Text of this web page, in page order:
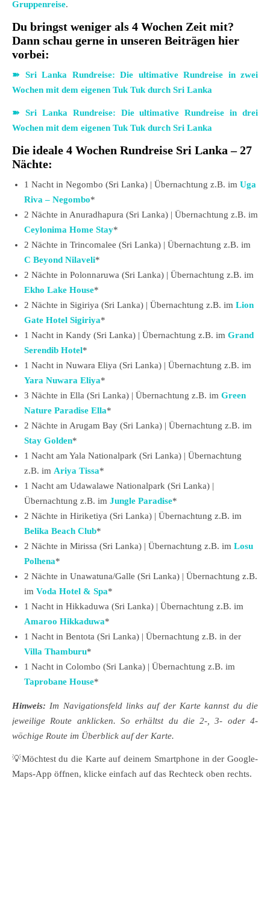
Gruppenreise.
Du bringst weniger als 4 Wochen Zeit mit?
Dann schau gerne in unseren Beiträgen hier
vorbei:
➽ Sri Lanka Rundreise: Die ultimative Rundreise in zwei
Wochen mit dem eigenen Tuk Tuk durch Sri Lanka
➽ Sri Lanka Rundreise: Die ultimative Rundreise in drei
Wochen mit dem eigenen Tuk Tuk durch Sri Lanka
Die ideale 4 Wochen Rundreise Sri Lanka – 27
Nächte:
1 Nacht in Negombo (Sri Lanka) | Übernachtung z.B. im Uga
Riva – Negombo*
2 Nächte in Anuradhapura (Sri Lanka) | Übernachtung z.B. im
Ceylonima Home Stay*
2 Nächte in Trincomalee (Sri Lanka) | Übernachtung z.B. im
C Beyond Nilaveli*
2 Nächte in Polonnaruwa (Sri Lanka) | Übernachtung z.B. im
Ekho Lake House*
2 Nächte in Sigiriya (Sri Lanka) | Übernachtung z.B. im Lion
Gate Hotel Sigiriya*
1 Nacht in Kandy (Sri Lanka) | Übernachtung z.B. im Grand
Serendib Hotel*
1 Nacht in Nuwara Eliya (Sri Lanka) | Übernachtung z.B. im
Yara Nuwara Eliya*
3 Nächte in Ella (Sri Lanka) | Übernachtung z.B. im Green
Nature Paradise Ella*
2 Nächte in Arugam Bay (Sri Lanka) | Übernachtung z.B. im
Stay Golden*
1 Nacht am Yala Nationalpark (Sri Lanka) | Übernachtung
z.B. im Ariya Tissa*
1 Nacht am Udawalawe Nationalpark (Sri Lanka) |
Übernachtung z.B. im Jungle Paradise*
2 Nächte in Hiriketiya (Sri Lanka) | Übernachtung z.B. im
Belika Beach Club*
2 Nächte in Mirissa (Sri Lanka) | Übernachtung z.B. im Losu
Polhena*
2 Nächte in Unawatuna/Galle (Sri Lanka) | Übernachtung z.B.
im Voda Hotel & Spa*
1 Nacht in Hikkaduwa (Sri Lanka) | Übernachtung z.B. im
Amaroo Hikkaduwa*
1 Nacht in Bentota (Sri Lanka) | Übernachtung z.B. in der
Villa Thamburu*
1 Nacht in Colombo (Sri Lanka) | Übernachtung z.B. im
Taprobane House*
Hinweis: Im Navigationsfeld links auf der Karte kannst du die
jeweilige Route anklicken. So erhältst du die 2-, 3- oder 4-
wöchige Route im Überblick auf der Karte.
💡Möchtest du die Karte auf deinem Smartphone in der Google-
Maps-App öffnen, klicke einfach auf das Rechteck oben rechts.